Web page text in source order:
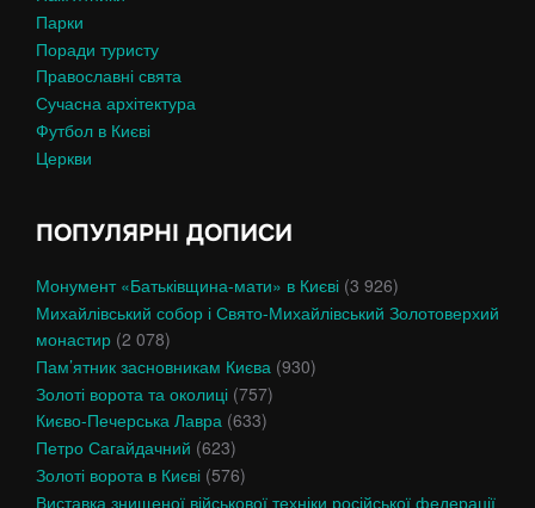
Парки
Поради туристу
Православні свята
Сучасна архітектура
Футбол в Києві
Церкви
ПОПУЛЯРНІ ДОПИСИ
Монумент «Батьківщина-мати» в Києві (3 926)
Михайлівський собор і Свято-Михайлівський Золотоверхий
монастир (2 078)
Пам’ятник засновникам Києва (930)
Золоті ворота та околиці (757)
Києво-Печерська Лавра (633)
Петро Сагайдачний (623)
Золоті ворота в Києві (576)
Виставка знищеної військової техніки російської федерації